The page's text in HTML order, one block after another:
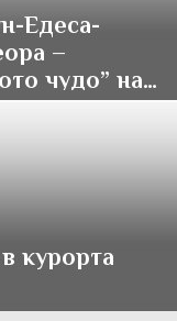
Едеса-
–
чудо” на
на света
курорта